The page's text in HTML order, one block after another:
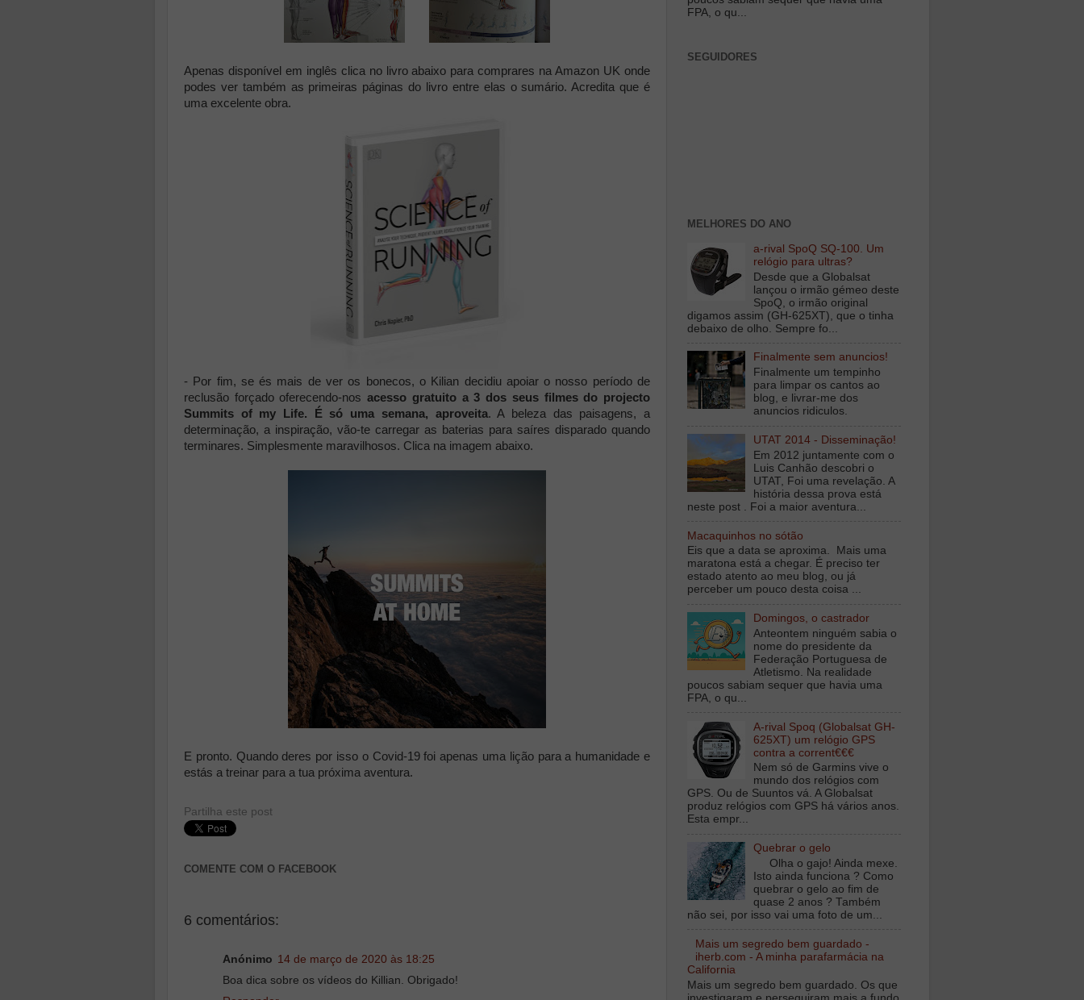
Apenas disponível em inglês clica no livro abaixo para comprares na Amazon UK onde
podes ver também as primeiras páginas do livro entre elas o sumário. Acredita que é
uma excelente obra.
- Por fim, se és mais de ver os bonecos, o Kilian decidiu apoiar o nosso período de
reclusão forçado oferecendo-nosacesso gratuito a 3 dos seus filmes do projecto
Summits of my Life. É só uma semana, aproveita. A beleza das paisagens, a
determinação, a inspiração, vão-te carregar as baterias para saíres disparado quando
terminares. Simplesmente maravilhosos. Clica na imagem abaixo.
E pronto. Quando deres por isso o Covid-19 foi apenas uma lição para a humanidade e
estás a treinar para a tua próxima aventura.
Partilha este post
COMENTE COM O FACEBOOK
6 comentários:
Anónimo 14 de março de 2020 às 18:25
Boa dica sobre os vídeos do Killian. Obrigado!
FPA, o qu...
SEGUIDORES
MELHORES DO ANO
a-rival SpoQ SQ-100. Um
relógio para ultras?
Desde que a Globalsat
lançou o irmão gémeo deste
SpoQ, o irmão original
digamos assim (GH-625XT), que o tinha
debaixo de olho. Sempre fo...
Finalmente sem anuncios!
Finalmente um tempinho
para limpar os cantos ao
blog, e livrar-me dos
anuncios ridiculos.
UTAT 2014 - Disseminação!
Em 2012 juntamente com o
Luis Canhão descobri o
UTAT, Foi uma revelação. A
história dessa prova está
neste post . Foi a maior aventura...
Macaquinhos no sótão
Eis que a data se aproxima. Mais uma
maratona está a chegar. É preciso ter
estado atento ao meu blog, ou já
perceber um pouco desta coisa ...
Domingos, o castrador
Anteontem ninguém sabia o
nome do presidente da
Federação Portuguesa de
Atletismo. Na realidade
poucos sabiam sequer que havia uma
FPA, o qu...
A-rival Spoq (Globalsat GH-
625XT) um relógio GPS
contra a corrent€€€
Nem só de Garmins vive o
mundo dos relógios com
GPS. Ou de Suuntos vá. A Globalsat
produz relógios com GPS há vários anos.
Esta empr...
Quebrar o gelo
Olha o gajo! Ainda mexe.
Isto ainda funciona ? Como
quebrar o gelo ao fim de
quase 2 anos ? Também
não sei, por isso vai uma foto de um...
Mais um segredo bem guardado -
iherb.com - A minha parafarmácia na
California
Mais um segredo bem guardado. Os que